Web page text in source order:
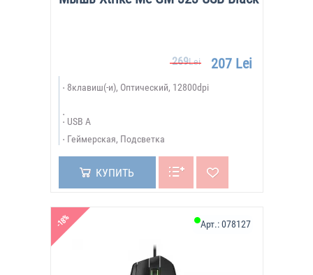
269Lei 207 Lei
8клавиш(-и), Оптический, 12800dpi
USB A
Геймерская, Подсветка
КУПИТЬ
-18% Арт.:078127